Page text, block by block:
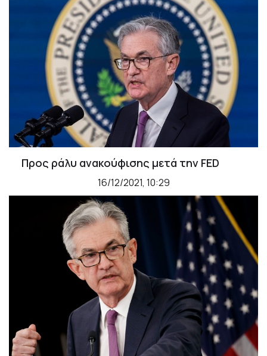
Προς ράλυ ανακούφισης μετά την FED
16/12/2021, 10:29